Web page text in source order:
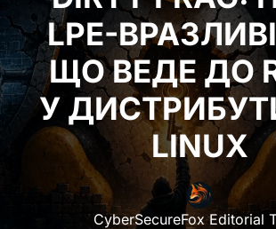
LPE-
ЩО ВЕДЕ ДО
У
LINUX
CyberSecureFox Editorial